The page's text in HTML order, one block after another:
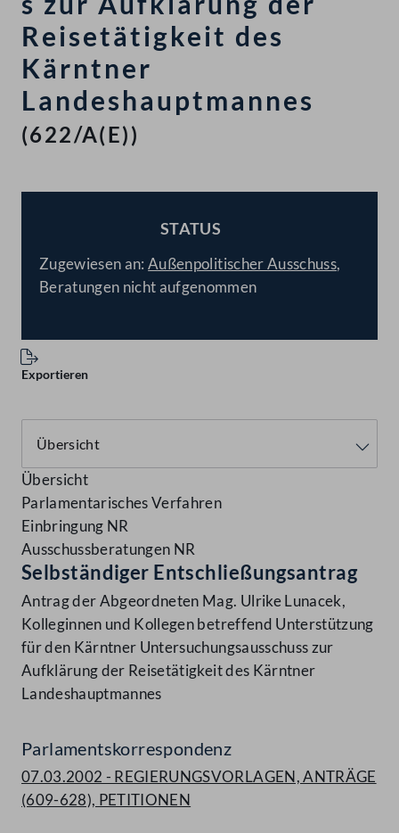
Reisetätigkeit des
Kärntner
Landeshauptmannes
(622/A(E))
STATUS
Zugewiesen an:Außenpolitischer Ausschuss,
Beratungen nicht aufgenommen
Exportieren
Übersicht
Parlamentarisches Verfahren
Einbringung NR
Ausschussberatungen NR
Selbständiger Entschließungsantrag
Antrag der Abgeordneten Mag. Ulrike Lunacek,
Kolleginnen und Kollegen betreffend Unterstützung
für den Kärntner Untersuchungsausschuss zur
Aufklärung der Reisetätigkeit des Kärntner
Landeshauptmannes
Parlamentskorrespondenz
07.03.2002 - REGIERUNGSVORLAGEN, ANTRÄGE
(609-628), PETITIONEN